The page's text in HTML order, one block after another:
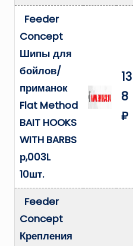
Feeder
Concept
Шипы для
бойлов/
приманок
Flat Method
BAIT HOOKS
WITH BARBS
р,003L
10шт.
13
8
₽
Feeder
Concept
Крепления